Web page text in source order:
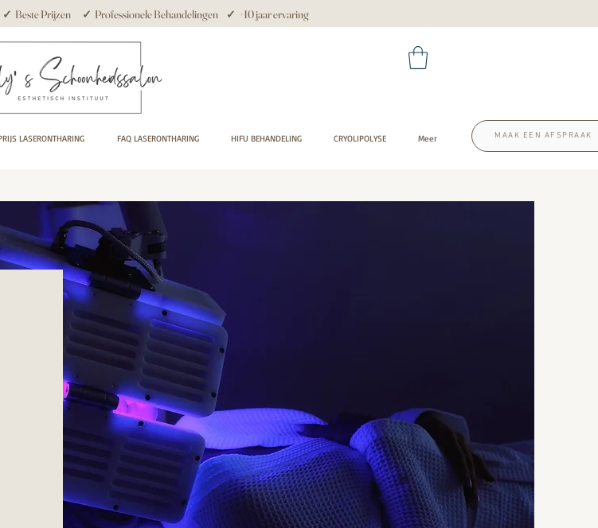
Prijzen ✓ Professionele Behandelingen ✓ +10 jaar ervaring
LASERONTHARING FAQ LASERONTHARING HIFU BEHANDELING CRYOLIPOLYSE Meer MAAK EEN AFSPRAAK